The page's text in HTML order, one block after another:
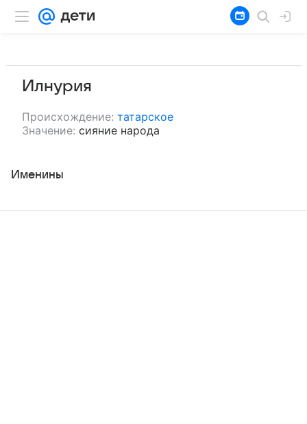
Илнурия
Происхождение: татарское
Значение: сияние народа
Именины